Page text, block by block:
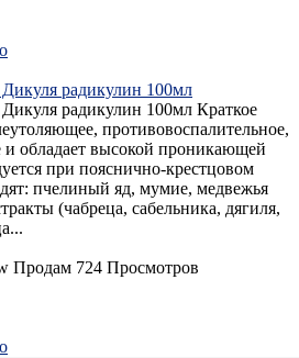
радикулин 100мл
радикулин 100мл Краткое
противовоспалительное,
и обладает высокой проникающей
при пояснично-крестцовом
пчелиный яд, мумие, медвежья
(чабреца, сабельника, дягиля,
Продам 724 Просмотров